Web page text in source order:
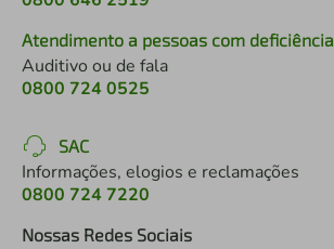
Atendimento a pessoas com deficiência
Auditivo ou de fala
0800 724 0525
SAC
Informações, elogios e reclamações
0800 724 7220
Nossas Redes Sociais